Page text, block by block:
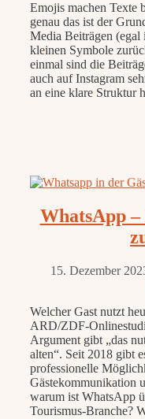
Emojis machen Texte
genau das ist der
Media Beiträgen
kleinen Symbole
einmal sind die
auch auf Instagram
an eine klare Struktur
WhatsApp
15. Dezember
Welcher Gast nutzt
ARD/ZDF-
Argument gibt „das
alten“. Seit 2018 gibt
professionelle
Gästekommunikation
warum ist WhatsApp
Tourismus-Branche?